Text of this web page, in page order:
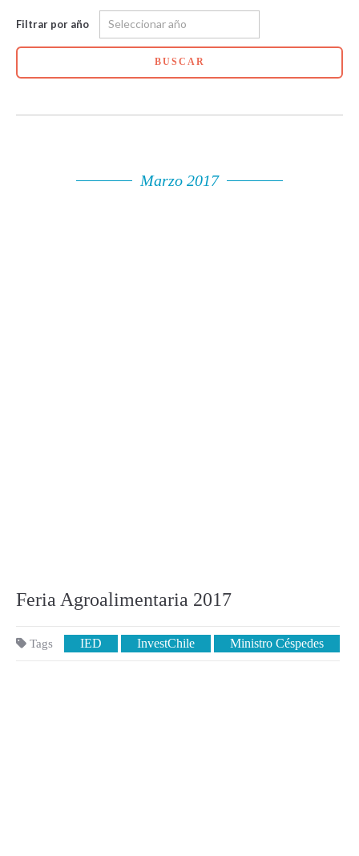
Filtrar por año
BUSCAR
Marzo 2017
Feria Agroalimentaria 2017
Tags IED InvestChile Ministro Céspedes